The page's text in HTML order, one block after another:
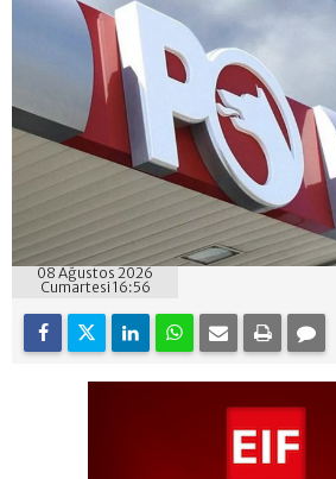
08 Ağustos 2026
Cumartesi 16:56